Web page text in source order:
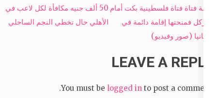
Post
navigation
50 ألف جنيه مكافأة لكل لاعب في
الأهلي حال تخطي النجم الساحلي
قصة فتاة فتاة فلسطينية بكت أمام
ميركل فمنحتها إقامة دائمة في
ألمانيا (صور وفيديو)
LEAVE A REPLY
You must be logged in to post a comment.